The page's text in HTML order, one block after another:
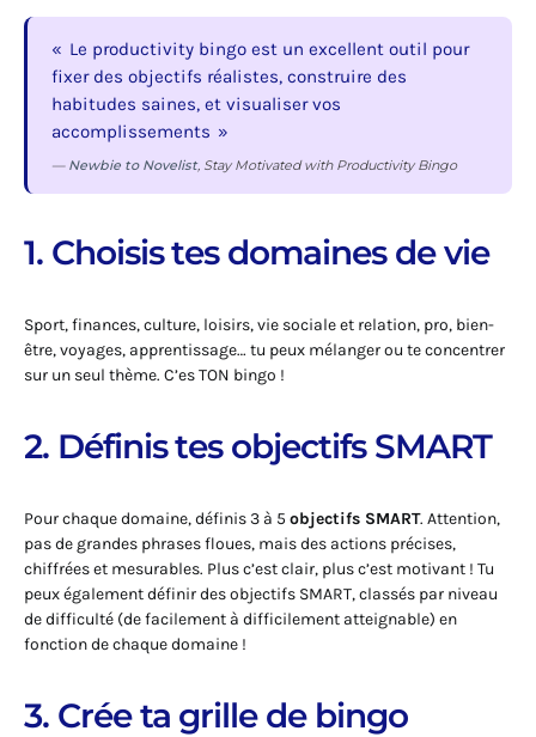
Le productivity bingo est un excellent outil pour
fixer des objectifs réalistes, construire des
habitudes saines, et visualiser vos
accomplissements
— Newbie to Novelist, Stay Motivated with Productivity Bingo
1. Choisis tes domaines de vie
Sport, finances, culture, loisirs, vie sociale et relation, pro, bien-
être, voyages, apprentissage… tu peux mélanger ou te concentrer
sur un seul thème. C’es TON bingo !
2. Définis tes objectifs SMART
Pour chaque domaine, définis 3 à 5 objectifs SMART. Attention,
pas de grandes phrases floues, mais des actions précises,
chiffrées et mesurables. Plus c’est clair, plus c’est motivant ! Tu
peux également définir des objectifs SMART, classés par niveau
de difficulté (de facilement à difficilement atteignable) en
fonction de chaque domaine !
3. Crée ta grille de bingo